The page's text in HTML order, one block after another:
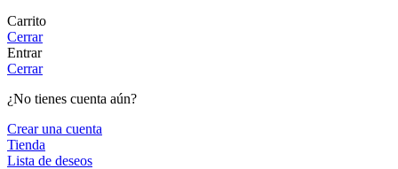
Carrito
Cerrar
Entrar
Cerrar
¿No tienes cuenta aún?
Crear una cuenta
Tienda
Lista de deseos